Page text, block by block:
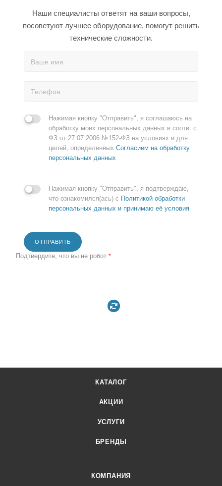
Наши специалисты ответят на ваши вопросы,
посоветуют лучшее оборудование, помогут решить
технические сложности.
Нажимая кнопку "Отправить", я соглашаюсь на
обработку моих персональных данных в соотв. с
ФЗ от 27.07.2006 №152-ФЗ на условиях и для
целей, определенных Согласием на обработку
персональных данных
Нажимая кнопку "Отправить", я подтверждаю,
что ознакомился(ась) с Политикой обработки
персональных данных и принимаю её условия
ОТПРАВИТЬ
Подтвердите, что вы не робот *
КАТАЛОГ
АКЦИИ
УСЛУГИ
БРЕНДЫ
КОМПАНИЯ